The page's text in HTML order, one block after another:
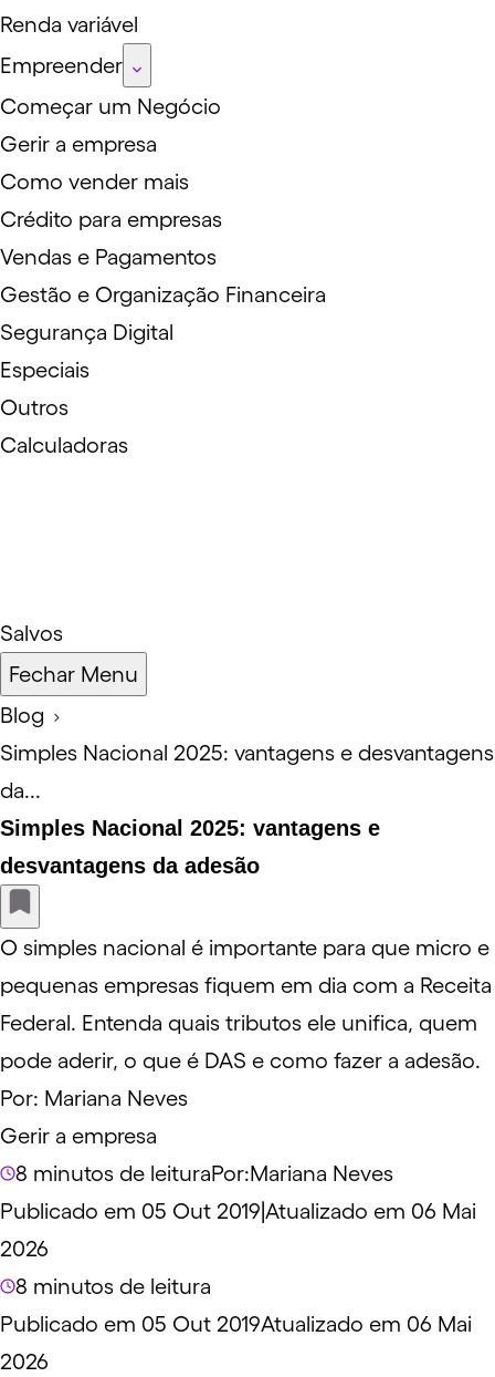
Renda variável
Empreender
Começar um Negócio
Gerir a empresa
Como vender mais
Crédito para empresas
Vendas e Pagamentos
Gestão e Organização Financeira
Segurança Digital
Especiais
Outros
Calculadoras
Salvos
Fechar Menu
Blog
Simples Nacional 2025: vantagens e desvantagens
da...
Simples Nacional 2025: vantagens e
desvantagens da adesão
O simples nacional é importante para que micro e
pequenas empresas fiquem em dia com a Receita
Federal. Entenda quais tributos ele unifica, quem
pode aderir, o que é DAS e como fazer a adesão.
Por: Mariana Neves
Gerir a empresa
8 minutos de leituraPor:Mariana Neves
Publicado em 05 Out 2019 Atualizado em 06 Mai
2026
8 minutos de leitura
Publicado em 05 Out 2019Atualizado em 06 Mai
2026